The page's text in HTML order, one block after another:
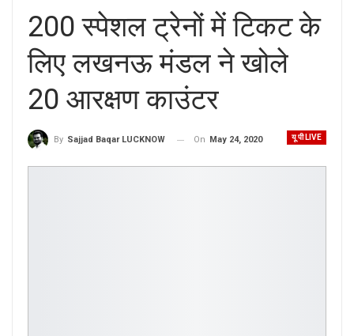
200 स्पेशल ट्रेनों में टिकट के
लिए लखनऊ मंडल ने खोले
20 आरक्षण काउंटर
यू पी LIVE
By Sajjad Baqar LUCKNOW On May 24, 2020